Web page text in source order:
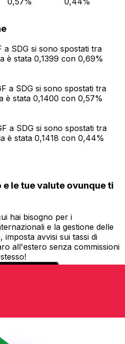
a SDG si sono spostati tra
è stata 0,1399 con 0,69%
a SDG si sono spostati tra
è stata 0,1400 con 0,57%
a SDG si sono spostati tra
è stata 0,1418 con 0,44%
le tue valute ovunque ti
hai bisogno per i
e la gestione delle
avvisi sui tassi di
all'estero senza commissioni